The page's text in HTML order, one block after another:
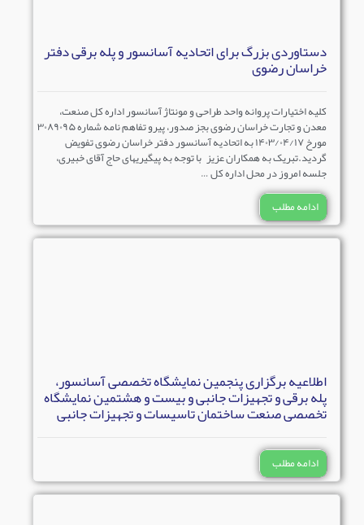
دستاوردی بزرگ برای اتحادیه آسانسور و پله برقی دفتر
خراسان رضوی
کلیه اختیارات پروانه واحد طراحی و مونتاژ آسانسور اداره کل صنعت،
معدن و تجارت خراسان رضوی بجز صدور، پیرو تفاهم نامه شماره ۳۰۸۹۰۹۵
مورخ ۱۴۰۳/۰۴/۱۷ به اتحادیه آسانسور دفتر خراسان رضوی تفویض
گردید.تبریک به همکاران عزیز با توجه به پیگیریهای حاج آقای خبیری،
جلسه امروز در محل اداره کل …
ادامه مطلب
اطلاعیه برگزاری پنجمین نمایشگاه تخصصی آسانسور،
پله برقی و تجهیزات جانبی و بیست و هشتمین نمایشگاه
تخصصی صنعت ساختمان تاسیسات و تجهیزات جانبی
ادامه مطلب